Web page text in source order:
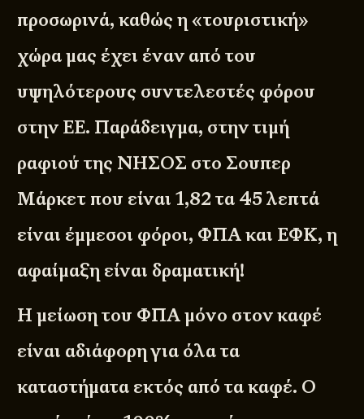
προσωρινά, καθώς η «τουριστική»
χώρα μας έχει έναν από του
υψηλότερους συντελεστές φόρου
στην ΕΕ. Παράδειγμα, στην τιμή
ραφιού της ΝΗΣΟΣ στο Σουπερ
Μάρκετ που είναι 1,82 τα 45 λεπτά
είναι έμμεσοι φόροι, ΦΠΑ και ΕΦΚ, η
αφαίμαξη είναι δραματική!
Η μείωση του ΦΠΑ μόνο στον καφέ
είναι αδιάφορη για όλα τα
καταστήματα εκτός από τα καφέ. Ο